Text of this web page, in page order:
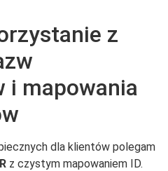
z
i mapowania
dla klientów polegam
z czystym mapowaniem ID.